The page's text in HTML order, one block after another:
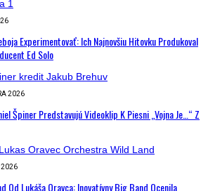
Experimentovať: Ich Najnovšiu Hitovku Produkoval
Ed Solo
2026
Špiner Predstavujú Videoklip K Piesni „Vojna Je…“ Z
2026
Od Lukáša Oravca: Inovatívny Big Band Ocenila